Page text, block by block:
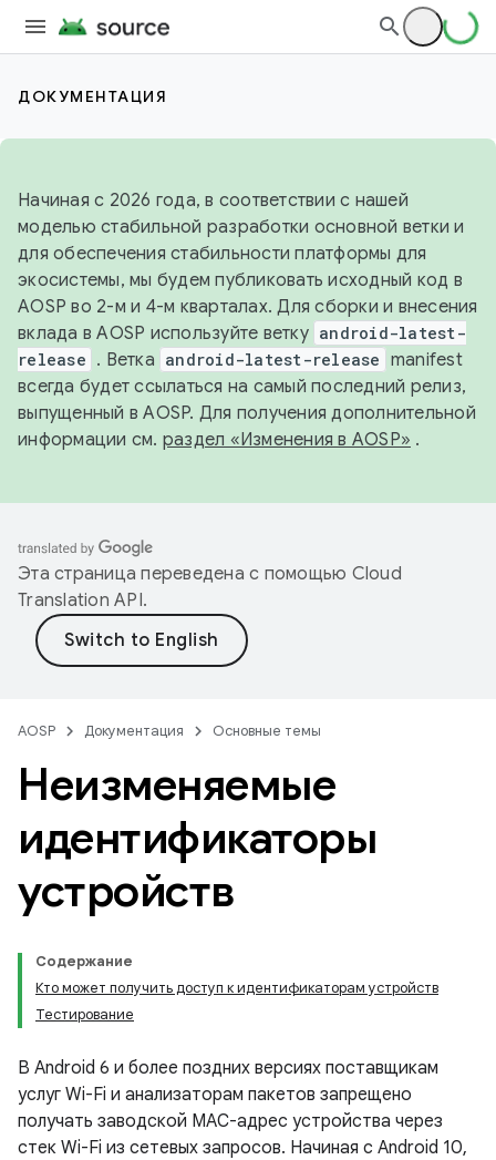
ДОКУМЕНТАЦИЯ
Начиная с 2026 года, в соответствии с нашей
моделью стабильной разработки основной ветки и
для обеспечения стабильности платформы для
экосистемы, мы будем публиковать исходный код в
AOSP во 2-м и 4-м кварталах. Для сборки и внесения
вклада в AOSP используйте ветку android-latest-
release . Ветка android-latest-release manifest
всегда будет ссылаться на самый последний релиз,
выпущенный в AOSP. Для получения дополнительной
информации см. раздел «Изменения в AOSP» .
Эта страница переведена с помощью Cloud
Translation API.
AOSP Документация Основные темы
Неизменяемые
идентификаторы
устройств
Содержание
Кто может получить доступ к идентификаторам устройств
Тестирование
В Android 6 и более поздних версиях поставщикам
услуг Wi-Fi и анализаторам пакетов запрещено
получать заводской MAC-адрес устройства через
стек Wi-Fi из сетевых запросов. Начиная с Android 10,